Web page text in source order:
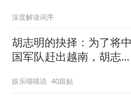
深度解读词序
胡志明的抉择：为了将中
国军队赶出越南，胡志明
娱乐喵喵说 40跟贴